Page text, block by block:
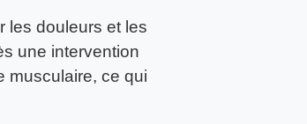
les douleurs et les
une intervention
musculaire, ce qui